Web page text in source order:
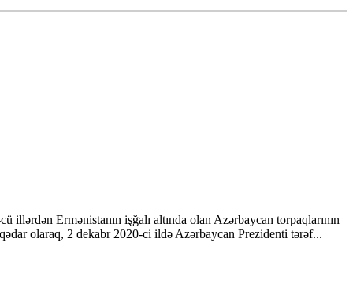
Ermənistanın işğalı altında olan Azərbaycan torpaqlarının
olaraq, 2 dekabr 2020-ci ildə Azərbaycan Prezidenti tərəf...